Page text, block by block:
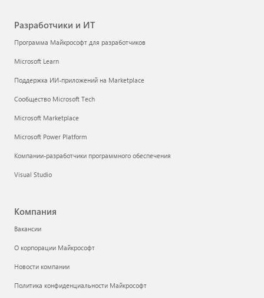
Разработчики и ИТ
Программа Майкрософт для разработчиков
Microsoft Learn
Поддержка ИИ-приложений на Marketplace
Сообщество Microsoft Tech
Microsoft Marketplace
Microsoft Power Platform
Компании-разработчики программного обеспечения
Visual Studio
Компания
Вакансии
О корпорации Майкрософт
Новости компании
Политика конфиденциальности Майкрософт